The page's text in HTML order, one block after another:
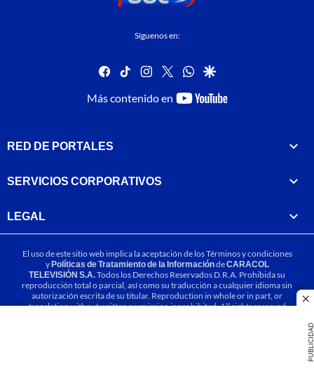
PUBLICIDAD
Síguenos en:
facebook
tiktok instagram
twitterwhatsapp
google
Más contenido en
youtube-
RED DE PORTALES
SERVICIOS CORPORATIVOS
LEGAL
El uso de este sitio web implica la aceptación de losTérminos y condiciones
yPolíticas de Tratamiento de la InformacióndeCARACOL
TELEVISIÓN S.A.Todos los Derechos Reservados D.R.A. Prohibida su
reproducción total o parcial, así como su traducción a cualquier idioma sin
autorización escrita de su titular. Reproduction in whole or in part, or
translation without written permission is prohibited. All rights reserved